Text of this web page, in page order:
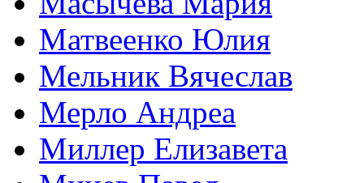
Матвеенко Юлия
Мельник Вячеслав
Мерло Андреа
Миллер Елизавета